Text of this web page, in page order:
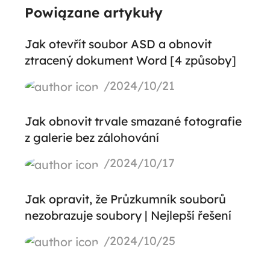
Powiązane artykuły
Jak otevřít soubor ASD a obnovit
ztracený dokument Word [4 způsoby]
/2024/10/21
Jak obnovit trvale smazané fotografie
z galerie bez zálohování
/2024/10/17
Jak opravit, že Průzkumník souborů
nezobrazuje soubory | Nejlepší řešení
/2024/10/25